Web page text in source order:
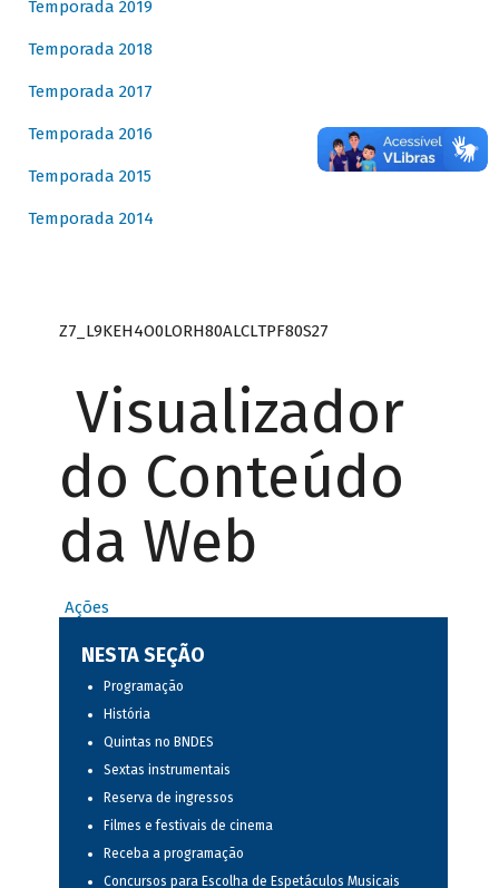
Temporada 2019
Temporada 2018
Temporada 2017
Temporada 2016
Temporada 2015
Temporada 2014
Z7_L9KEH4O0LORH80ALCLTPF80S27
Visualizador
do Conteúdo
da Web
Ações
NESTA SEÇÃO
Programação
História
Quintas no BNDES
Sextas instrumentais
Reserva de ingressos
Filmes e festivais de cinema
Receba a programação
Concursos para Escolha de Espetáculos Musicais